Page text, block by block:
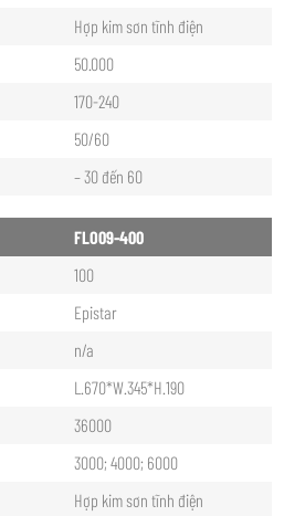
Hợp kim sơn tĩnh điện
50.000
170-240
50/60
– 30 đến 60
FLO09-400
100
Epistar
n/a
L.670*W.345*H.190
36000
3000; 4000; 6000
Hợp kim sơn tĩnh điện